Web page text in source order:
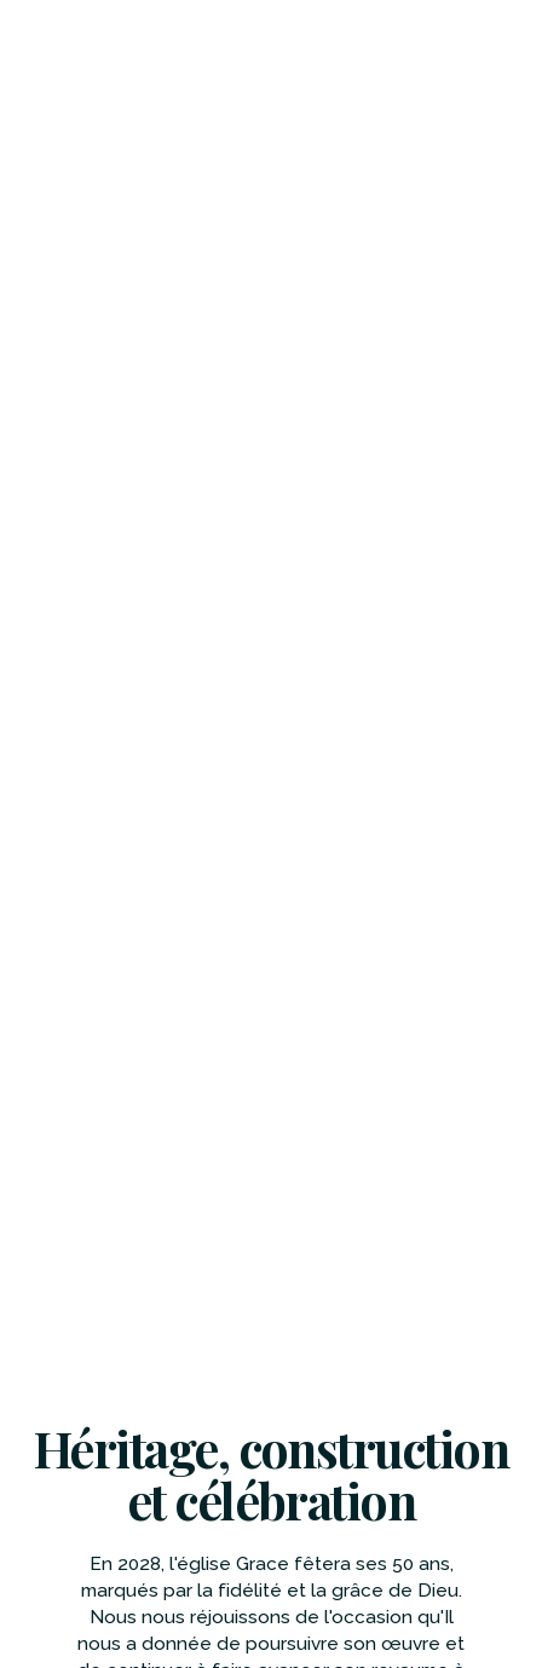
Héritage, construction
et célébration
En 2028, l'église Grace fêtera ses 50 ans,
marqués par la fidélité et la grâce de Dieu.
Nous nous réjouissons de l'occasion qu'Il
nous a donnée de poursuivre son œuvre et